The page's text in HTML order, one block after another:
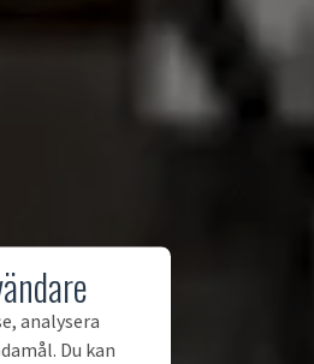
analysera
Du kan